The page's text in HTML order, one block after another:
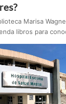
Marisa
libros para